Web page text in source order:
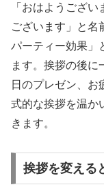
「おはようござ
ございます」と名
パーティー効果」
ます。挨拶の後に
日のプレゼン、お
式的な挨拶を温か
きます。
挨拶を変える